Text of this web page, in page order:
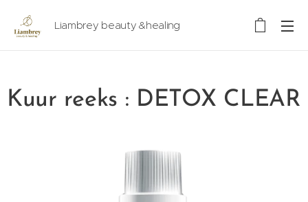
Liambrey beauty &healing
Kuur reeks : DETOX CLEAR